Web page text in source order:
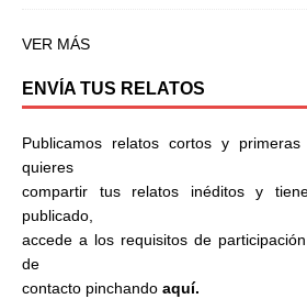
VER MÁS
ENVÍA TUS RELATOS
Publicamos relatos cortos y
quieres
compartir tus relatos inéditos y
publicado,
accede a los requisitos de
de
contacto pinchando aquí.